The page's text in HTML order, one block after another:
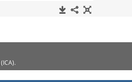
(ICA).